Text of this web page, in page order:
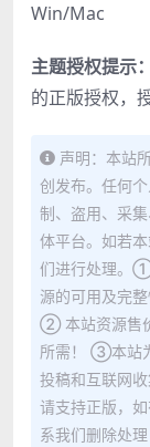
Win/Mac
主题授权提示：
的正版授权，
声明：本站
创发布。任何
制、盗用、采
体平台。如若
们进行处理。①
源的可用及完
② 本站资源售
所需！ ③本站
投稿和互联网
请支持正版，
系我们删除处